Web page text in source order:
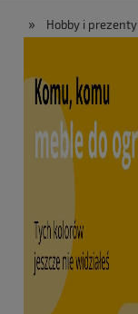
» Hobby i prezenty